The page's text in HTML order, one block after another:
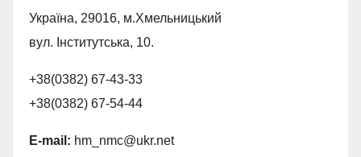
Україна, 29016, м.Хмельницький
вул. Інститутська, 10.
+38(0382) 67-43-33
+38(0382) 67-54-44
E-mail: hm_nmc@ukr.net